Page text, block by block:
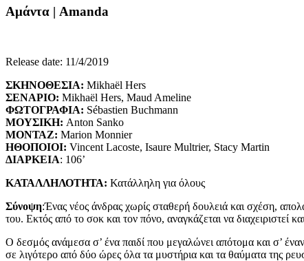
Aμάντα | Amanda
Release date: 11/4/2019
ΣΚΗΝΟΘΕΣΙΑ: Mikhaël Hers
ΣΕΝΑΡΙΟ: Mikhaël Hers, Maud Ameline
ΦΩΤΟΓΡΑΦΙΑ: Sébastien Buchmann
ΜΟΥΣΙΚΗ: Anton Sanko
ΜΟΝΤΑΖ: Marion Monnier
ΗΘΟΠΟΙΟΙ: Vincent Lacoste, Isaure Multrier, Stacy Martin
ΔΙΑΡΚΕΙΑ: 106’
ΚΑΤΑΛΛΗΛΟΤΗΤΑ: Κατάλληλη για όλους
Σύνοψη:Ένας νέος άνδρας χωρίς σταθερή δουλειά και σχέση,
του. Εκτός από το σοκ και τον πόνο, αναγκάζεται να διαχειριστεί
Ο δεσμός ανάμεσα σ’ ένα παιδί που μεγαλώνει απότομα και σ’ έναν
σε λιγότερο από δύο ώρες όλα τα μυστήρια και τα θαύματα της